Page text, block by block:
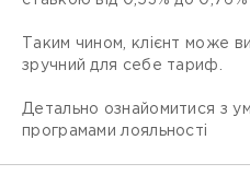
Таким чином, клієнт може
зручний для себе тариф.
Детально ознайомитися з
програмами лояльності